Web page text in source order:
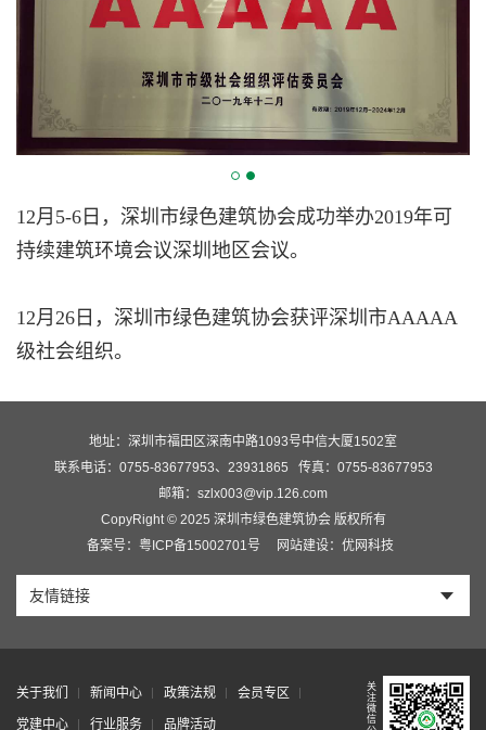
12月5-6日，深圳市绿色建筑协会成功举办2019年可
持续建筑环境会议深圳地区会议。
12月26日，深圳市绿色建筑协会获评深圳市AAAAA
级社会组织。
地址：深圳市福田区深南中路1093号中信大厦1502室
联系电话：0755-83677953、23931865
传真：0755-83677953
邮箱：szlx003@vip.126.com
CopyRight © 2025 深圳市绿色建筑协会 版权所有
备案号：粤ICP备15002701号
网站建设：优网科技
友情链接
关于我们 新闻中心 政策法规 会员专区
党建中心 行业服务 品牌活动
关
注
微
信